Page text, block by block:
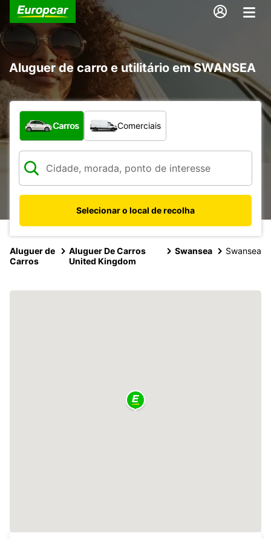
Aluguer de carro e utilitário em SWANSEA
Que tipo de veículo pretende?
Carros Comerciais
Selecionar o local de recolha
Aluguer de
Carros
Aluguer De Carros
United Kingdom
Swansea Swansea